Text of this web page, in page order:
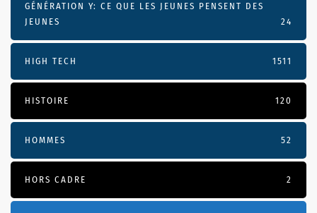
GÉNÉRATION Y: CE QUE LES JEUNES PENSENT DES
JEUNES
24
HIGH TECH 1511
HISTOIRE 120
HOMMES 52
HORS CADRE 2